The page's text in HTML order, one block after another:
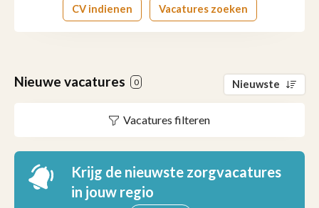
CV indienen Vacatures zoeken
Nieuwe vacatures 0 Nieuwste
Vacatures filteren
Krijg de nieuwste zorgvacatures
in jouw regio